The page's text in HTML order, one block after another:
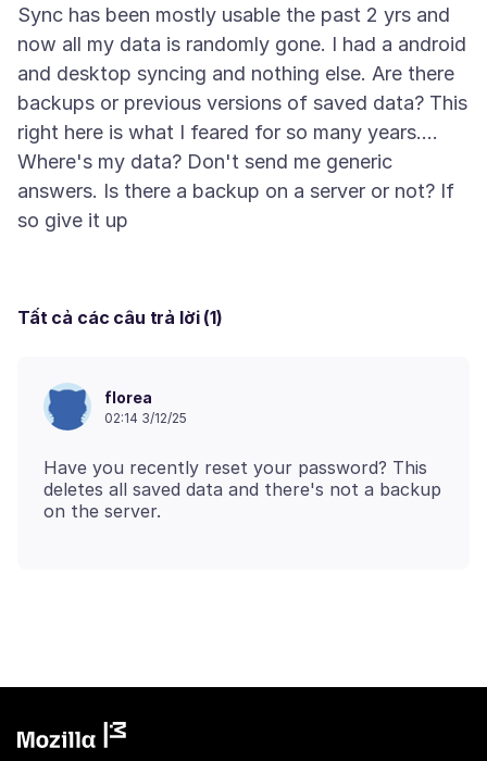
Sync has been mostly usable the past 2 yrs and
now all my data is randomly gone. I had a android
and desktop syncing and nothing else. Are there
backups or previous versions of saved data? This
right here is what I feared for so many years....
Where's my data? Don't send me generic
answers. Is there a backup on a server or not? If
Tất cả các câu trả lời (1)
florea
02:14 3/12/25
Have you recently reset your password? This
deletes all saved data and there's not a backup